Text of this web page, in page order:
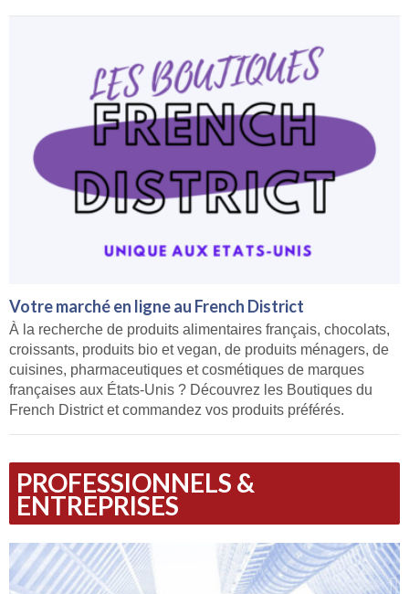
Votre marché en ligne au French District
À la recherche de produits alimentaires français, chocolats,
croissants, produits bio et vegan, de produits ménagers, de
cuisines, pharmaceutiques et cosmétiques de marques
françaises aux États-Unis ? Découvrez les Boutiques du
French District et commandez vos produits préférés.
PROFESSIONNELS &
ENTREPRISES